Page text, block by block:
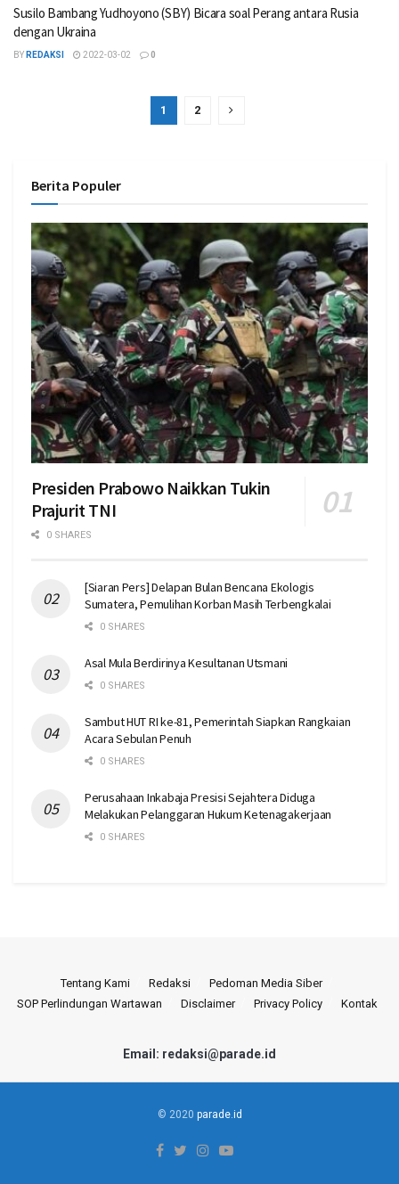
Susilo Bambang Yudhoyono (SBY) Bicara soal Perang antara Rusia
dengan Ukraina
BY REDAKSI 2022-03-02 0
1 2
Berita Populer
Presiden Prabowo Naikkan Tukin
Prajurit TNI
0 SHARES
[Siaran Pers] Delapan Bulan Bencana Ekologis
Sumatera, Pemulihan Korban Masih Terbengkalai
0 SHARES
Asal Mula Berdirinya Kesultanan Utsmani
0 SHARES
Sambut HUT RI ke-81, Pemerintah Siapkan Rangkaian
Acara Sebulan Penuh
0 SHARES
Perusahaan Inkabaja Presisi Sejahtera Diduga
Melakukan Pelanggaran Hukum Ketenagakerjaan
0 SHARES
Tentang Kami Redaksi
Pedoman Media Siber
SOP Perlindungan Wartawan
Disclaimer Privacy Policy Kontak
Email: redaksi@parade.id
© 2020 parade.id